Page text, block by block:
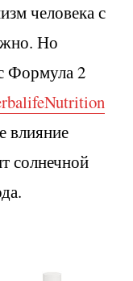
человека с
Но
Формула 2
Nutrition
влияние
солнечной